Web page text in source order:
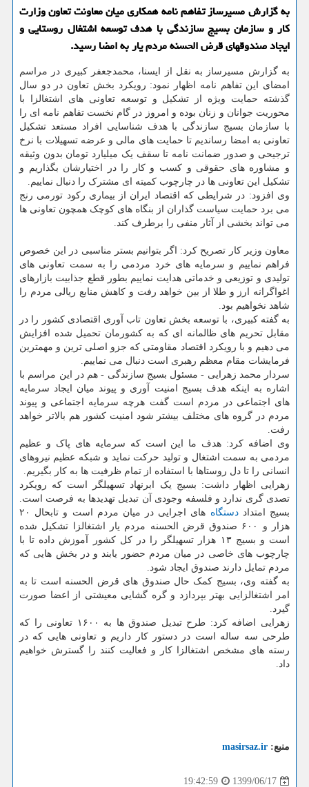
به گزارش مسیرساز تفاهم نامه همكاری میان معاونت تعاون وزارت
كار و سازمان بسیج سازندگی با هدف توسعه اشتغال روستایی و
ایجاد صندوقهای قرض الحسنه مردم یار به امضا رسید.
به گزارش مسیرساز به نقل از ایسنا، محمدجعفر کبیری در مراسم
امضای این تفاهم نامه اظهار نمود: رویکرد بخش تعاون در دو سال
گذشته حمایت ویژه از تشکیل و توسعه تعاونی های اشتغالزا با
محوریت جوانان و زنان بوده و امروز در گام نخست تفاهم نامه ای را
با سازمان بسیج سازندگی با هدف شناسایی افراد مستعد تشکیل
تعاونی به امضا رساندیم تا حمایت های مالی و عرضه تسهیلات با نرخ
ترجیحی و صدور ضمانت نامه تا سقف یک میلیارد تومان بدون وثیقه
و مشاوره های حقوقی و کسب و کار را در اختیارشان بگذاریم و
تشکیل این تعاونی ها در چارچوب کمیته ای مشترک را دنبال نماییم.
وی افزود: در شرایطی که اقتصاد ایران از بیماری رکود تورمی رنج
می برد حمایت سیاست گذاران از بنگاه های کوچک همچون تعاونی ها
می تواند بخشی از آثار منفی را برطرف کند.
معاون وزیر کار تصریح کرد: اگر بتوانیم بستر مناسبی در این خصوص
فراهم نماییم و سرمایه های خرد مردمی را به سمت تعاونی های
تولیدی و توزیعی و خدماتی هدایت نماییم بطور قطع جذابیت بازارهای
اغواگرانه ارز و طلا از بین خواهد رفت و کاهش منابع ریالی مردم را
شاهد نخواهیم بود.
به گفته کبیری، با توسعه بخش تعاون تاب آوری اقتصادی کشور را در
مقابل تحریم های ظالمانه ای که به کشورمان تحمیل شده افزایش
می دهیم و با رویکرد اقتصاد مقاومتی که جزو اصلی ترین و مهمترین
فرمایشات مقام معظم رهبری است دنبال می نماییم.
سردار محمد زهرایی - مسئول بسیج سازندگی - هم در این مراسم با
اشاره به اینکه هدف بسیج امنیت آوری و پیوند میان ایجاد سرمایه
های اجتماعی در مردم است گفت هرچه سرمایه اجتماعی و پیوند
مردم در گروه های مختلف بیشتر شود امنیت کشور هم بالاتر خواهد
رفت.
وی اضافه کرد: هدف ما این است که سرمایه های پاک و عظیم
مردمی به سمت اشتغال و تولید حرکت نماید و شبکه عظیم نیروهای
انسانی را تا دل روستاها با استفاده از تمام ظرفیت ها به کار بگیریم.
زهرایی اظهار داشت: بسیج یک ابرنهاد تسهیلگر است که رویکرد
تصدی گری ندارد و فلسفه وجودی آن تبدیل تهدیدها به فرصت است.
بسیج امتداددستگاه
های اجرایی در میان مردم است و تابحال ۲۰
هزار و ۶۰۰ صندوق قرض الحسنه مردم یار اشتغالزا تشکیل شده
است و بسیج ۱۳ هزار تسهیلگر را در کل کشور آموزش داده تا با
چارچوب های خاصی در میان مردم حضور یابند و در بخش هایی که
مردم تمایل دارند صندوق ایجاد شود.
به گفته وی، بسیج کمک حال صندوق های قرض الحسنه است تا به
امر اشتغالزایی بهتر بپردازد و گره گشایی معیشتی از اعضا صورت
گیرد.
زهرایی اضافه کرد: طرح تبدیل صندوق ها به ۱۶۰۰ تعاونی را که
طرحی سه ساله است در دستور کار داریم و تعاونی هایی که در
رسته های مشخص اشتغالزا کار و فعالیت کنند را گسترش خواهیم
داد.
منبع: masirsaz.ir
1399/06/17
19:42:59